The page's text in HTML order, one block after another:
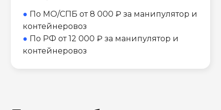
● По МО/СПБ от 8 000 ₽ за манипулятор и
контейнеровоз
● По РФ от 12 000 ₽ за манипулятор и
контейнеровоз